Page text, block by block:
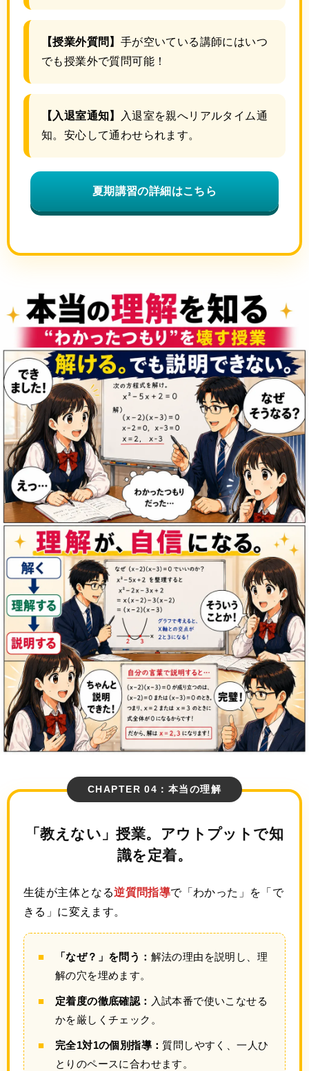
【授業外質問】 手が空いている講師にはいつ
でも授業外で質問可能！
【入退室通知】
入退室を親へリアルタイム通
知。安心して通わせられます。
夏期講習の詳細はこちら
CHAPTER 04：本当の理解
「教えない」授業。 アウトプットで知
識を定着。
生徒が主体となる逆質問指導で「わかった」を「で
きる」に変えます。
「なぜ？」を問う： 解法の理由を説明し、理
解の穴を埋めます。
定着度の徹底確認： 入試本番で使いこなせる
かを厳しくチェック。
完全1対1の個別指導：質問しやすく、一人ひ
とりのペースに合わせます。